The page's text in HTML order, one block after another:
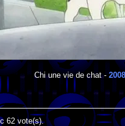
Chi une vie de chat-2008
62 vote(s).